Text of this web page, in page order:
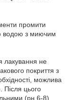
промити
водою з миючим
лакування не
покриття з
можлива
Після цього
(рн 6-8)